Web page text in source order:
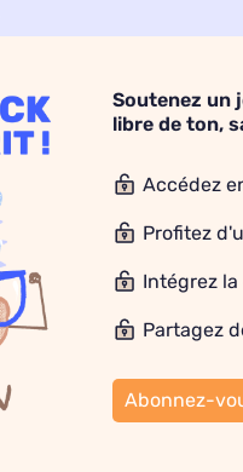
Soutenez un
libre de ton,
Accédez
Profitez
Intégrez
Partagez
Abonnez-